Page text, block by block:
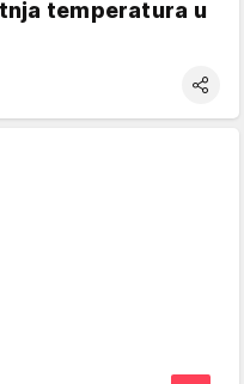
temperatura u